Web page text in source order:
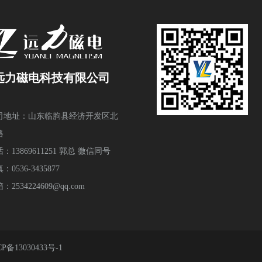
力磁电科技有限公司
地址：山东临朐县经济开发区北
：13869611251 郭总 微信同号
：0536-3435877
：2534224609@qq.com
备13030433号-1